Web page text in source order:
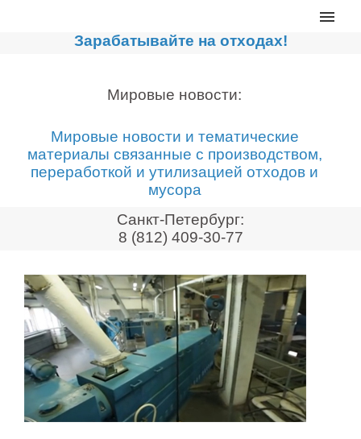
Главная
Сортировочные линии
Дробильное оборудование
Компакторы, контейнеры
Реализованные проекты
Видео
Новости компании
Мировые новости
О нас
Контакты
Оставить заявку
Зарабатывайте на отходах!
Мировые новости:
Мировые новости и тематические
материалы связанные с производством,
переработкой и утилизацией отходов и
мусора
Санкт-Петербург:
8 (812) 409-30-77